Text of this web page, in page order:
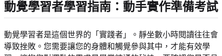
動覺學習者學習指南：動手實作準備考試
動覺學習者是這個世界的「實踐者」。靜坐數小時閱讀往往會
導致挫敗。您需要讓您的身體和觸覺參與其中，才能有效學